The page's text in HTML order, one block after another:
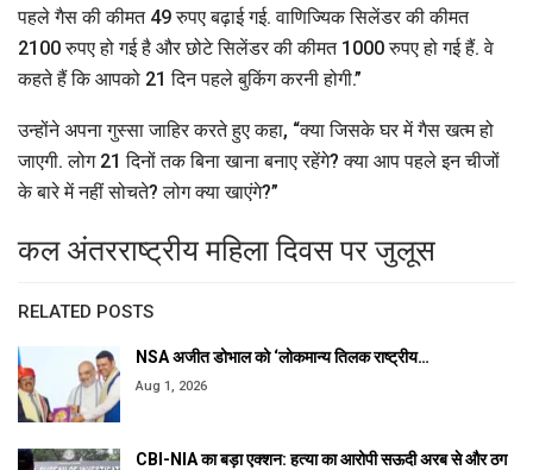
पहले गैस की कीमत 49 रुपए बढ़ाई गई. वाणिज्यिक सिलेंडर की कीमत
2100 रुपए हो गई है और छोटे सिलेंडर की कीमत 1000 रुपए हो गई हैं. वे
कहते हैं कि आपको 21 दिन पहले बुकिंग करनी होगी.”
उन्होंने अपना गुस्सा जाहिर करते हुए कहा, “क्या जिसके घर में गैस खत्म हो
जाएगी. लोग 21 दिनों तक बिना खाना बनाए रहेंगे? क्या आप पहले इन चीजों
के बारे में नहीं सोचते? लोग क्या खाएंगे?”
कल अंतरराष्ट्रीय महिला दिवस पर जुलूस
RELATED POSTS
NSA अजीत डोभाल को ‘लोकमान्य तिलक राष्ट्रीय…
Aug 1, 2026
CBI-NIA का बड़ा एक्शन: हत्या का आरोपी सऊदी अरब से और ठग